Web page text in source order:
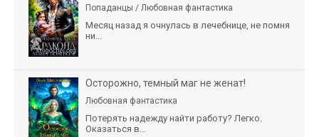
Попаданцы / Любовная фантастика
Месяц назад я очнулась в лечебнице, не помня
ни...
Осторожно, темный маг не женат!
Любовная фантастика
Потерять надежду найти работу? Легко.
Оказаться в...